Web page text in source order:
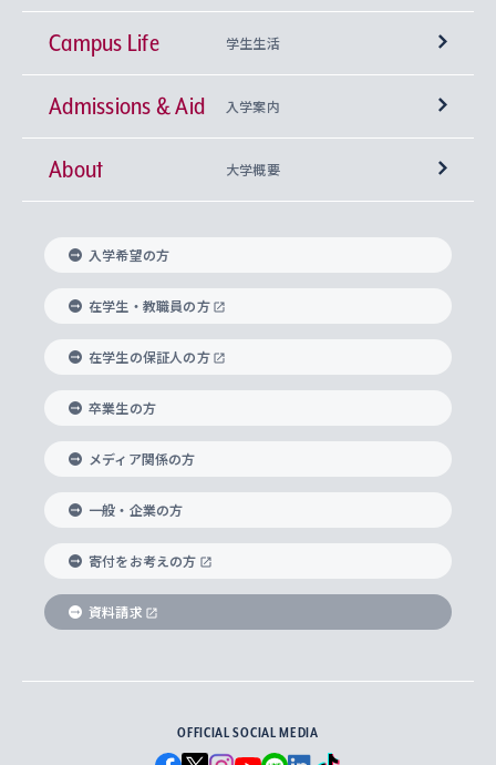
神学部
文学部
総合人間科学部
経済学部
外国語学部
総合グローバル学部
国際教養学部
理工学部
Futures） – 持続可能な未来を考える６学科連携
興味から学科を探す
上智大学の全学共通教育
基盤教育センター
キリスト教人間学
身体知
思考と表現
データサイエンス
上智大学の語学教育
言語教育研究センター
上智大学のグローバル教育
グローバル教育センター
上智大学で学ぶ
海外で学ぶ
学びのサポート
大学院
神学研究科
実践宗教学研究科
総合人間科学研究科
経済学研究科
助産学専攻科
生涯学習
研究所 等
キリスト教文化研究所
中世思想研究所
国際言語情報研究所
グローバル・コンサーン研究所
比較文化研究所
ヨーロッパ研究所
アジア文化研究所
アメリカ・カナダ研究所
メディア・ジャーナリズム研究所
Sophia Open Research Weeks (SORW)
産官学連携
知的財産
研究支援制度
重点領域研究・自由課題研究
研究活動に関する法令・研究費の使用について
Campus Life 学生生活
学期区分と授業時間割
課外活動
課外教育プログラム
ボランティア活動
グローバルな学びのコミュニティ
学生の相談窓口
心身の健康相談
ハラスメント防止の取り組み
障がいのある学生への支援
キャリア形成サポート
キャリア形成支援プログラム
就職（内定先）・進路統計
企業の採用ご担当者様へのご案内
住まいのサポート
Admissions & Aid 入学案内
上智大学で取得できる学位
入れの方針）
科目等履修生
研究生・外国人特別研究生・国費留学生
交換留学生(海外大学から上智大学で学ぶ)
ノンディグリー生
Sophia Short-term Program受講生
学費・奨学金
学部入学前に出願する奨学金
About 大学概要
理事長・学長メッセージ
学長・副学長紹介
上智大学の精神
上智大学の理念
上智大学の沿革
ソフィア・アーカイブズ
上智大学とカトリック
グローバルエンゲージメント
上智大学を訪れた世界の知性
国連Weeks・アフリカWeeks
ダイバーシティ＆サステナビリティへの取り組み
上智大学公式ソーシャルメディア
学校法人上智学院について
数字で見る上智大学
上智大学のネットワーク
父母・保証人とのネットワーク
上智大学の出版物
上智大学大学案内・大学院案内
上智大学のビジュアル・アイデンティティ
入学希望の方
在学生・教職員の方
在学生の保証人の方
卒業生の方
メディア関係の方
一般・企業の方
寄付をお考えの方
資料請求
OFFICIAL SOCIAL MEDIA